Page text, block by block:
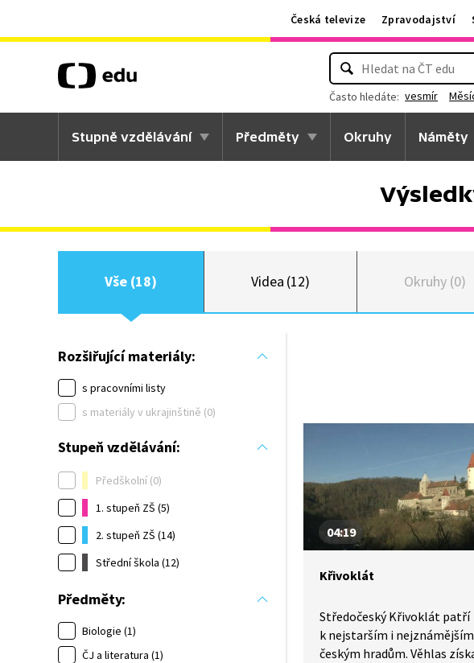
Česká televize Zpravodajství
Často hledáte: vesmír
Stupně vzdělávání Předměty Okruhy Náměty
Vše (18) Videa (12) Okruhy (0)
Rozšiřující materiály:
s pracovními listy
s materiály v ukrajinštině (0)
Stupeň vzdělávání:
Předškolní (0)
1. stupeň ZŠ (5)
2. stupeň ZŠ (14)
Střední škola (12)
Předměty:
Biologie (1)
ČJ a literatura (1)
04:19
Křivoklát
Středočeský Křivoklát patří
k nejstarším i nejznámějším
českým hradům. Věhlas